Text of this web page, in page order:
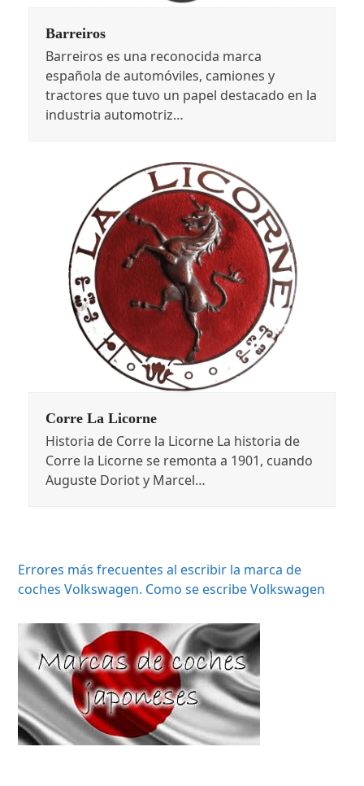
Barreiros
Barreiros es una reconocida marca
española de automóviles, camiones y
tractores que tuvo un papel destacado en la
industria automotriz…
Corre La Licorne
Historia de Corre la Licorne La historia de
Corre la Licorne se remonta a 1901, cuando
Auguste Doriot y Marcel…
Errores más frecuentes al escribir la marca de
coches Volkswagen. Como se escribe Volkswagen